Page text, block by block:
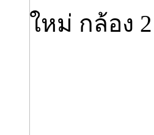
ใหม่ กล้อง 2